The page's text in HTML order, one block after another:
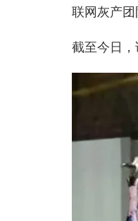
联网灰产团
截至今日